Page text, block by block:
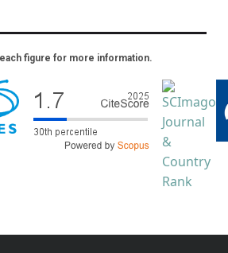
figure for more information.